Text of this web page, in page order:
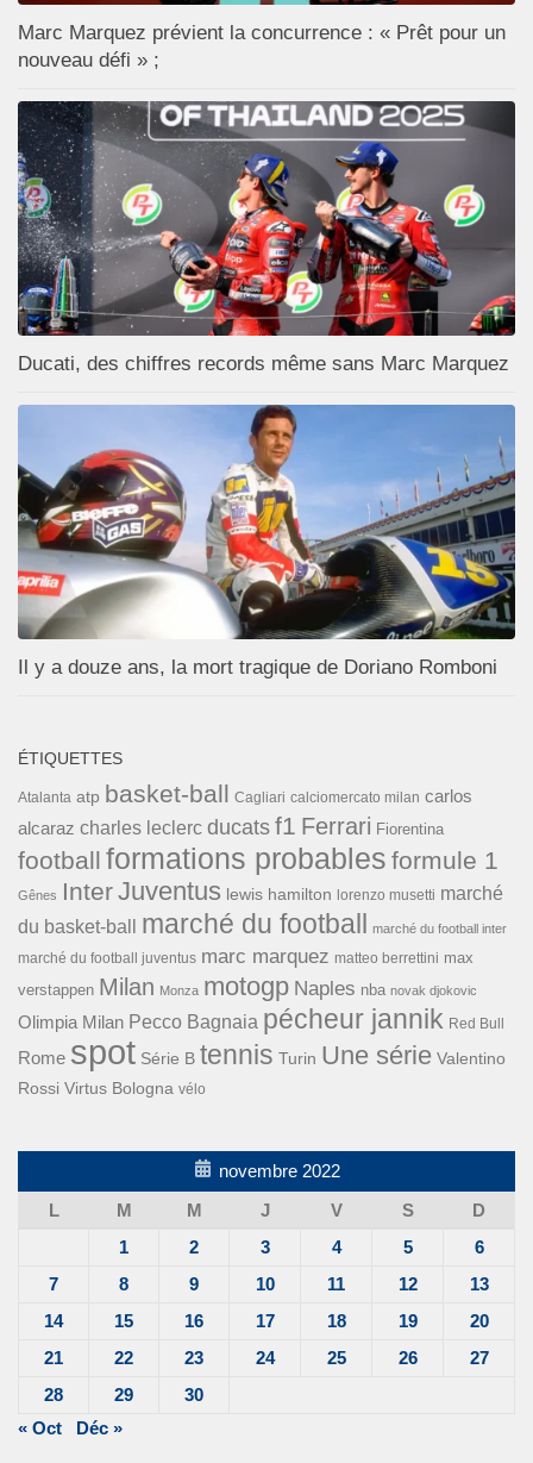
Marc Marquez prévient la concurrence : « Prêt pour un
nouveau défi » ;
Ducati, des chiffres records même sans Marc Marquez
Il y a douze ans, la mort tragique de Doriano Romboni
ÉTIQUETTES
Atalanta atp basket-ball Cagliari calciomercato milan carlos
alcaraz charles leclerc ducats f1 Ferrari Fiorentina
football formations probables formule 1
Gênes InterJuventus lewis hamilton lorenzo musetti marché
du basket-ball
marché du football marché du football inter
marché du football juventus marc marquez matteo berrettini max
verstappen Milan Monza motogp Naples nba novak djokovic
Olimpia Milan Pecco Bagnaia pécheur jannik Red Bull
Rome spot Série B tennis Turin Une série Valentino
Rossi Virtus Bologna vélo
novembre 2022
L
M M J V S
D
1
2 3 4 5
6
7
8 9 10 11 12
13
14
15 16 17 18 19
20
21
22 23 24 25 26
27
28
29
30
« Oct
Déc »